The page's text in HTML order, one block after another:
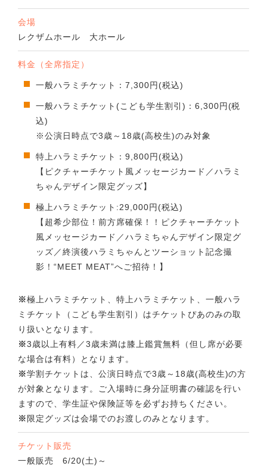
会場
レクザムホール 大ホール
料金（全席指定）
一般ハラミチケット：7,300円(税込)
一般ハラミチケット(こども学生割引)：6,300円(税
込)
※公演日時点で3歳～18歳(高校生)のみ対象
特上ハラミチケット：9,800円(税込)
【ピクチャーチケット風メッセージカード／ハラミ
ちゃんデザイン限定グッズ】
極上ハラミチケット:29,000円(税込)
【超希少部位！前方席確保！！ピクチャーチケット
風メッセージカード／ハラミちゃんデザイン限定グ
ッズ／終演後ハラミちゃんとツーショット記念撮
影！“MEET MEAT”へご招待！】
※極上ハラミチケット、特上ハラミチケット、一般ハラ
ミチケット
（こども学生割引）はチケットぴあのみの取
り扱いとなります。
※3歳以上有料／3歳未満は膝上鑑賞無料 （但し席が必要
な場合は有料）となります。
※学割チケットは、公演日時点で3歳～18歳(高校生)の方
が対象となります。ご入場時に身分証明書の確認を行い
ますので、 学生証や保険証等を必ずお持ちください。
※限定グッズは会場でのお渡しのみとなります。
チケット販売
一般販売 6/20(土)～